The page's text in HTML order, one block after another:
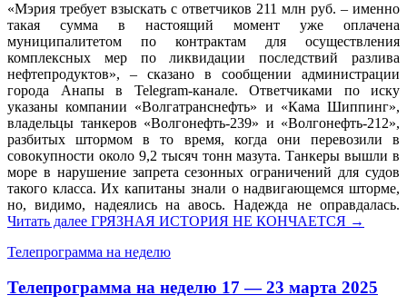
«Мэрия требует взыскать с ответчиков 211 млн руб. – именно
такая сумма в настоящий момент уже оплачена
муниципалитетом по контрактам для осуществления
комплексных мер по ликвидации последствий разлива
нефтепродуктов», – сказано в сообщении администрации
города Анапы в Telegram-канале. Ответчиками по иску
указаны компании «Волгатранснефть» и «Кама Шиппинг»,
владельцы танкеров «Волгонефть-239» и «Волгонефть-212»,
разбитых штормом в то время, когда они перевозили в
совокупности около 9,2 тысяч тонн мазута. Танкеры вышли в
море в нарушение запрета сезонных ограничений для судов
такого класса. Их капитаны знали о надвигающемся шторме,
но, видимо, надеялись на авось. Надежда не оправдалась.
Читать далее ГРЯЗНАЯ ИСТОРИЯ НЕ КОНЧАЕТСЯ →
Телепрограмма на неделю
Телепрограмма на неделю 17 — 23 марта 2025